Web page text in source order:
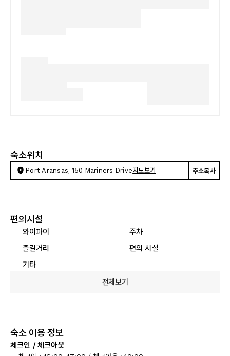
숙소위치
Port Aransas, 150 Mariners Drive지도보기 주소복사
편의시설
와이파이
주차
즐길거리
편의 시설
기타
전체보기
숙소 이용 정보
체크인 / 체크아웃